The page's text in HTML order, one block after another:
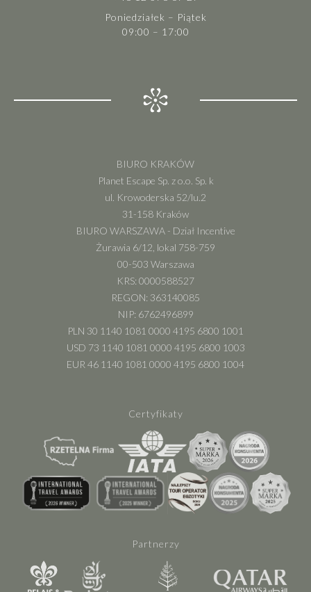
Poniedziałek – Piątek
09:00 – 17:00
BIURO KRAKÓW
Planet Escape Sp. z o.o. Sp. k
ul. Krowoderska 52/lu.2
31-158 Kraków
BIURO WARSZAWA - Dział Incentive
Żurawia 6/12, lokal 758-759
00-503 Warszawa
KRS: 0000588527
REGON: 363140085
NIP: 6762496899
PLN 30 1140 1081 0000 4195 6800 1001
USD 73 1140 1081 0000 4195 6800 1003
EUR 46 1140 1081 0000 4195 6800 1004
Certyfikaty
Partnerzy